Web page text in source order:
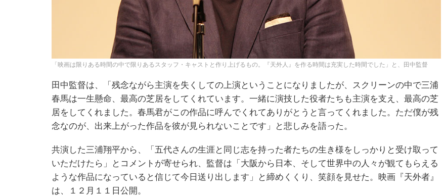
「映画は限りある時間の中で限りあるスタッフ・キャストと作り上げるもの。『天外人』を作る時間は充実した時間でした」と、田中監督
田中監督は、「残念ながら主演を失くしての上演ということになりましたが、スクリーンの中で三浦
春馬は一生懸命、最高の芝居をしてくれています。一緒に演技した役者たちも主演を支え、最高の芝
居をしてくれました。春馬君がこの作品に呼んでくれてありがとうと言ってくれました。ただ僕が残
念なのが、出来上がった作品を彼が見られないことです」と悲しみを語った。
共演した三浦翔平から、「五代さんの生涯と同じ志を持った者たちの生き様をしっかりと受け取って
いただけたら」とコメントが寄せられ、監督は「大阪から日本、そして世界中の人々が観てもらえる
ような作品になっていると信じて今日送り出します」と締めくくり、笑顔を見せた。映画『天外者』
は、１２月１１日公開。